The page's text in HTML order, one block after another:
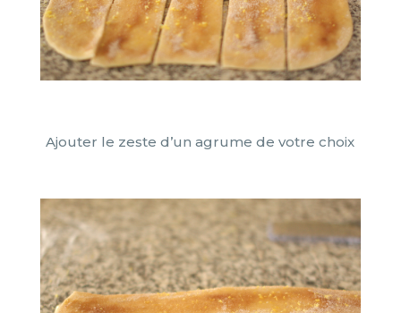
Ajouter le zeste d’un agrume de votre choix